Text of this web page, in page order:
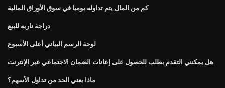
كم من المال يتم تداوله يوميا في سوق الأوراق المالية
دراجة ناريه للبيع
لوحة الرسم البياني أعلى الأسبوع
هل يمكنني التقدم بطلب للحصول على إعانات الضمان الاجتماعي عبر الإنترنت
ماذا يعني الحد من تداول الأسهم؟